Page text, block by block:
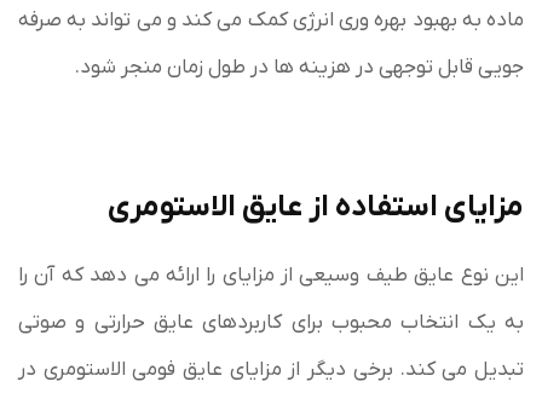
ماده به بهبود بهره وری انرژی کمک می کند و می تواند به صرفه
جویی قابل توجهی در هزینه ها در طول زمان منجر شود.
مزایای استفاده از عایق الاستومری
این نوع عایق طیف وسیعی از مزایای را ارائه می دهد که آن را
به یک انتخاب محبوب برای کاربردهای عایق حرارتی و صوتی
تبدیل می کند. برخی دیگر از مزایای عایق فومی الاستومری در